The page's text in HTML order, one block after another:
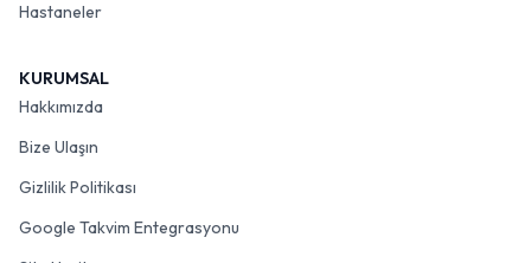
Hastaneler
KURUMSAL
Hakkımızda
Bize Ulaşın
Gizlilik Politikası
Google Takvim Entegrasyonu